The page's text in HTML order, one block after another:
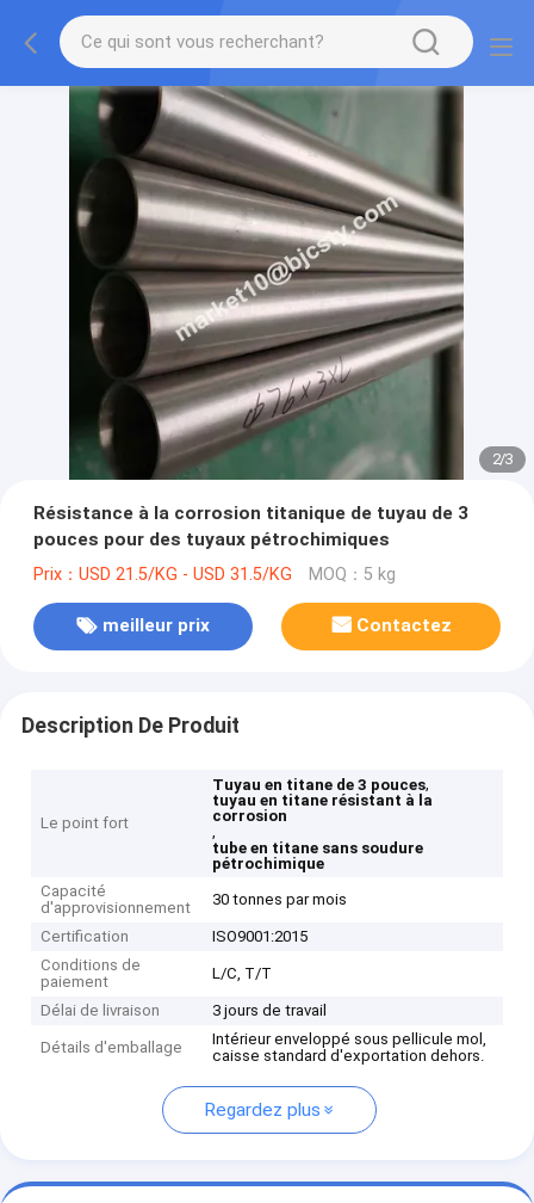
2/3
Résistance à la corrosion titanique de tuyau de 3
pouces pour des tuyaux pétrochimiques
Prix：USD 21.5/KG - USD 31.5/KG MOQ：5 kg
meilleur prix Contactez
Description De Produit
Le point fort
Tuyau en titane de 3 pouces,
tuyau en titane résistant à la
corrosion
,
tube en titane sans soudure
pétrochimique
Capacité
d'approvisionnement
30 tonnes par mois
Certification
ISO9001:2015
Conditions de
paiement
L/C, T/T
Délai de livraison 3 jours de travail
Détails d'emballage
Intérieur enveloppé sous pellicule mol,
caisse standard d'exportation dehors.
Regardez plus